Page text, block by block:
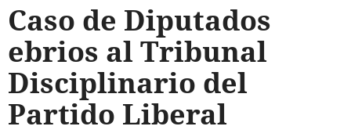
Caso de Diputados
ebrios al Tribunal
Disciplinario del
Partido Liberal